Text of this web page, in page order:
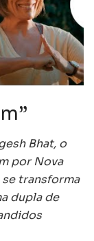
Bhat, o
por Nova
transforma
dupla de